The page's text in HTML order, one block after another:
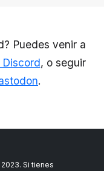
Puedes venir a
, o seguir
.
Si tienes